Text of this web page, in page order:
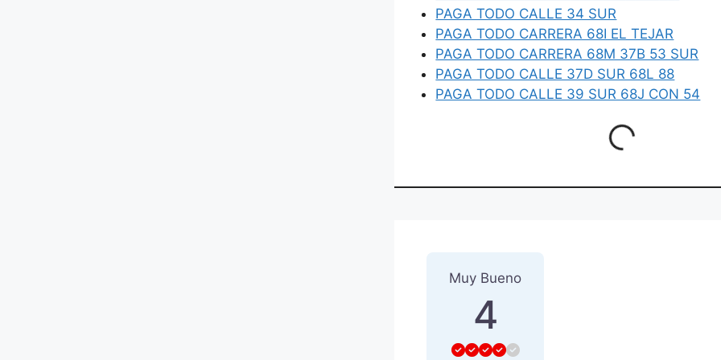
PAGA TODO CALLE 34 SUR
PAGA TODO CARRERA 68I EL TEJAR
PAGA TODO CARRERA 68M 37B 53 SUR
PAGA TODO CALLE 37D SUR 68L 88
PAGA TODO CALLE 39 SUR 68J CON 54
Loading...
Muy Bueno
4